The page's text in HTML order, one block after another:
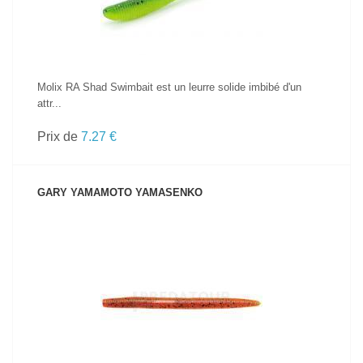
Molix RA Shad Swimbait est un leurre solide imbibé d'un
attr...
Prix de 7.27 €
GARY YAMAMOTO YAMASENKO